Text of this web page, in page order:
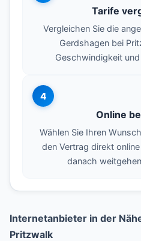
Tarife
Vergleichen Sie die
Gerdshagen bei
Geschwindigkeit
4
Online
Wählen Sie Ihren
den Vertrag direkt
danach
Internetanbieter in der
Pritzwalk